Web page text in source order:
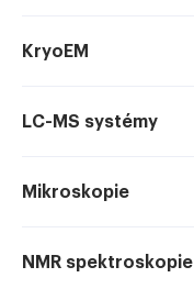
KryoEM
LC-MS systémy
Mikroskopie
NMR spektroskopie